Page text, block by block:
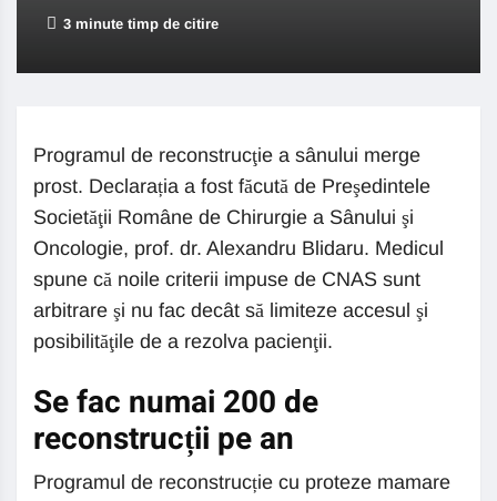
3 minute timp de citire
Programul de reconstrucţie a sânului merge
prost. Declarația a fost făcută de Preşedintele
Societăţii Române de Chirurgie a Sânului şi
Oncologie, prof. dr. Alexandru Blidaru. Medicul
spune că noile criterii impuse de CNAS sunt
arbitrare şi nu fac decât să limiteze accesul şi
posibilităţile de a rezolva pacienţii.
Se fac numai 200 de
reconstrucții pe an
Programul de reconstrucție cu proteze mamare